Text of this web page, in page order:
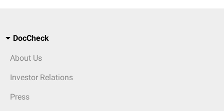
DocCheck
About Us
Investor Relations
Press